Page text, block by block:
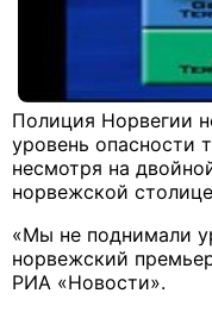
Полиция Норвегии
уровень опасности
несмотря на
норвежской
«Мы не поднимали
норвежский
РИА «Новости».